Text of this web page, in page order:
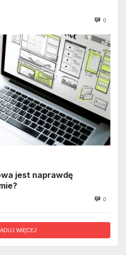
0
jest naprawdę
0
WIĘCEJ